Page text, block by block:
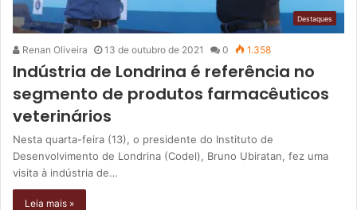
Destaques
Renan Oliveira 13 de outubro de 2021 0 1.358
Indústria de Londrina é referência no
segmento de produtos farmacêuticos
veterinários
Nesta quarta-feira (13), o presidente do Instituto de
Desenvolvimento de Londrina (Codel), Bruno Ubiratan, fez uma
visita à indústria de…
Leia mais »